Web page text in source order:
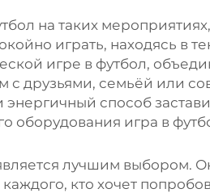
на таких
играть, находясь в
игре в футбол,
с друзьями, семьёй или
способ
оборудования игра в
лучшим выбором.
кто хочет